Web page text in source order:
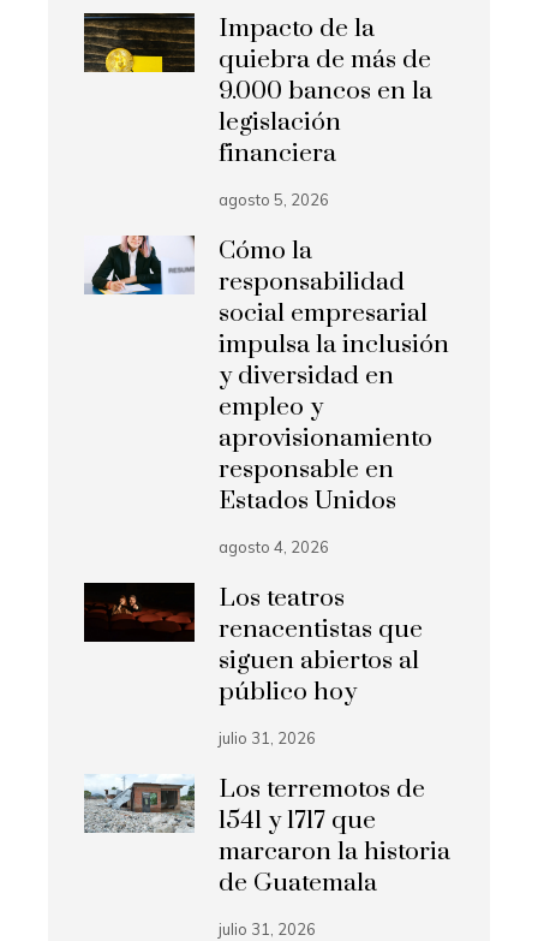
Impacto de la
quiebra de más de
9.000 bancos en la
legislación
financiera
agosto 5, 2026
Cómo la
responsabilidad
social empresarial
impulsa la inclusión
y diversidad en
empleo y
aprovisionamiento
responsable en
Estados Unidos
agosto 4, 2026
Los teatros
renacentistas que
siguen abiertos al
público hoy
julio 31, 2026
Los terremotos de
1541 y 1717 que
marcaron la historia
de Guatemala
julio 31, 2026